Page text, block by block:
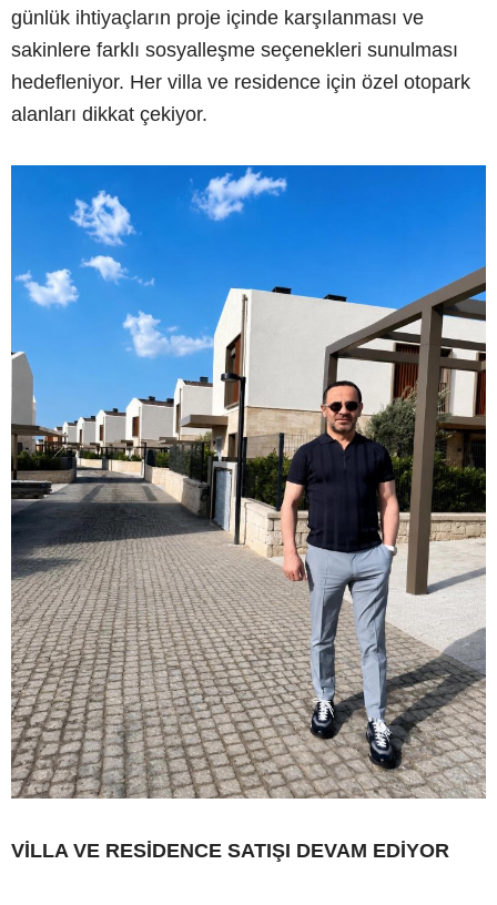
günlük ihtiyaçların proje içinde karşılanması ve
sakinlere farklı sosyalleşme seçenekleri sunulması
hedefleniyor. Her villa ve residence için özel otopark
alanları dikkat çekiyor.
VİLLA VE RESİDENCE SATIŞI DEVAM EDİYOR